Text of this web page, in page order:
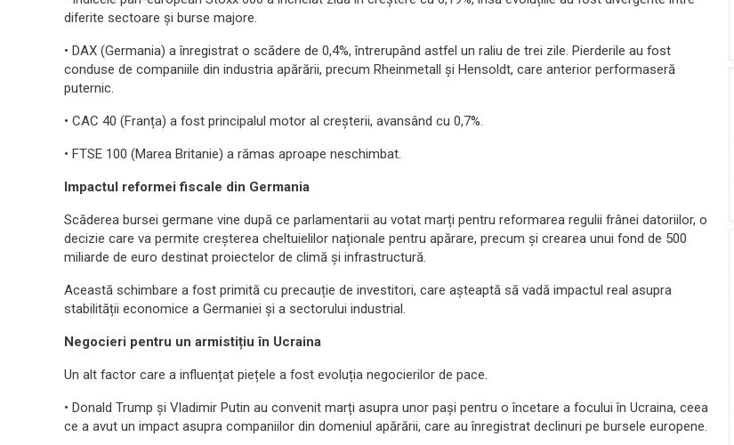
diferite sectoare și burse majore.
• DAX (Germania) a înregistrat o scădere de 0,4%, întrerupând astfel un raliu de trei zile. Pierderile au fost
conduse de companiile din industria apărării, precum Rheinmetall și Hensoldt, care anterior performaseră
puternic.
• CAC 40 (Franța) a fost principalul motor al creșterii, avansând cu 0,7%.
• FTSE 100 (Marea Britanie) a rămas aproape neschimbat.
Impactul reformei fiscale din Germania
Scăderea bursei germane vine după ce parlamentarii au votat marți pentru reformarea regulii frânei datoriilor, o
decizie care va permite creșterea cheltuielilor naționale pentru apărare, precum și crearea unui fond de 500
miliarde de euro destinat proiectelor de climă și infrastructură.
Această schimbare a fost primită cu precauție de investitori, care așteaptă să vadă impactul real asupra
stabilității economice a Germaniei și a sectorului industrial.
Negocieri pentru un armistițiu în Ucraina
Un alt factor care a influențat piețele a fost evoluția negocierilor de pace.
• Donald Trump și Vladimir Putin au convenit marți asupra unor pași pentru o încetare a focului în Ucraina, ceea
ce a avut un impact asupra companiilor din domeniul apărării, care au înregistrat declinuri pe bursele europene.